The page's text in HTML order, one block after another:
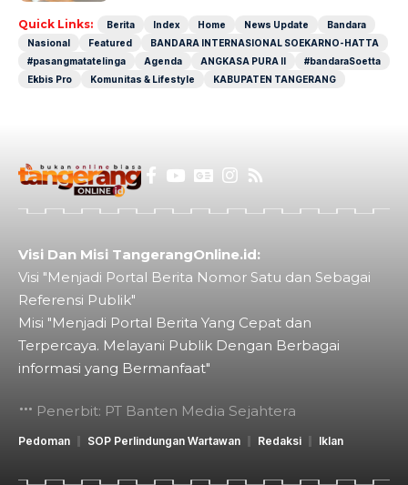
Quick Links: Berita Index Home News Update
Bandara
Nasional
Featured
BANDARA INTERNASIONAL SOEKARNO-HATTA
#pasangmatatelinga
Agenda ANGKASA PURA II
#bandaraSoetta
Ekbis Pro
Komunitas & Lifestyle KABUPATEN TANGERANG
Visi Dan Misi TangerangOnline.id:
Visi "Menjadi Portal Berita Nomor Satu dan Sebagai
Referensi Publik"
Misi "Menjadi Portal Berita Yang Cepat dan
Terpercaya. Melayani Publik Dengan Berbagai
informasi yang Bermanfaat"
Penerbit: PT Banten Media Sejahtera
Pedoman SOP Perlindungan Wartawan Redaksi Iklan